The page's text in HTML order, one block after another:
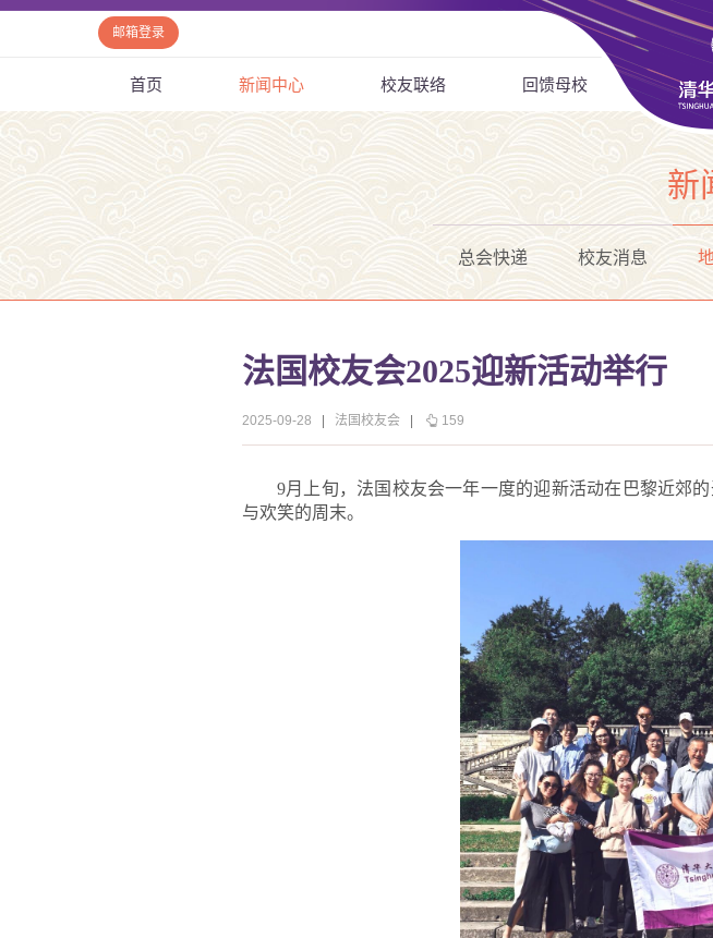
邮箱登录
首页 新闻中心 校友联络 回馈母校
新
总会快递 校友消息
法国校友会2025迎新活动举行
2025-09-28 法国校友会 159
9月上旬，法国校友会一年一度的迎新活动在巴黎近郊
与欢笑的周末。